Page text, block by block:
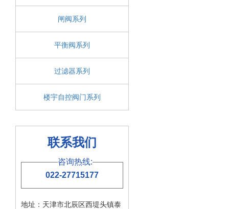
闸阀系列
平衡阀系列
过滤器系列
楼宇自控阀门系列
联系我们
咨询热线:
022-27715177
地址：天津市北辰区西堤头镇泰